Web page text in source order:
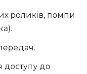
роликів, помпи
доступу до